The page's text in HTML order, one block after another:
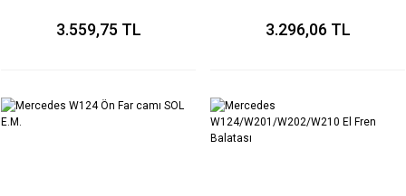
3.559,75 TL 3.296,06 TL